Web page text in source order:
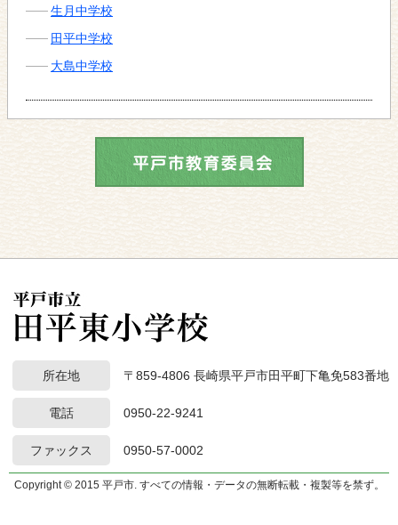
生月中学校
田平中学校
大島中学校
所在地 〒859-4806 長崎県平戸市田平町下亀免583番地
電話 0950-22-9241
ファックス 0950-57-0002
Copyright © 2015 平戸市. すべての情報・データの無断転載・複製等を禁ず。